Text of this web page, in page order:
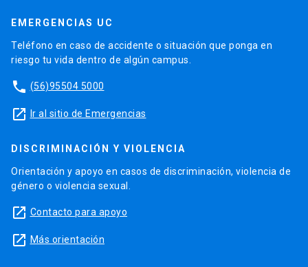
EMERGENCIAS UC
Teléfono en caso de accidente o situación que ponga en
riesgo tu vida dentro de algún campus.
phone (56)95504 5000
launch Ir al sitio de Emergencias
DISCRIMINACIÓN Y VIOLENCIA
Orientación y apoyo en casos de discriminación, violencia de
género o violencia sexual.
launch Contacto para apoyo
launch Más orientación